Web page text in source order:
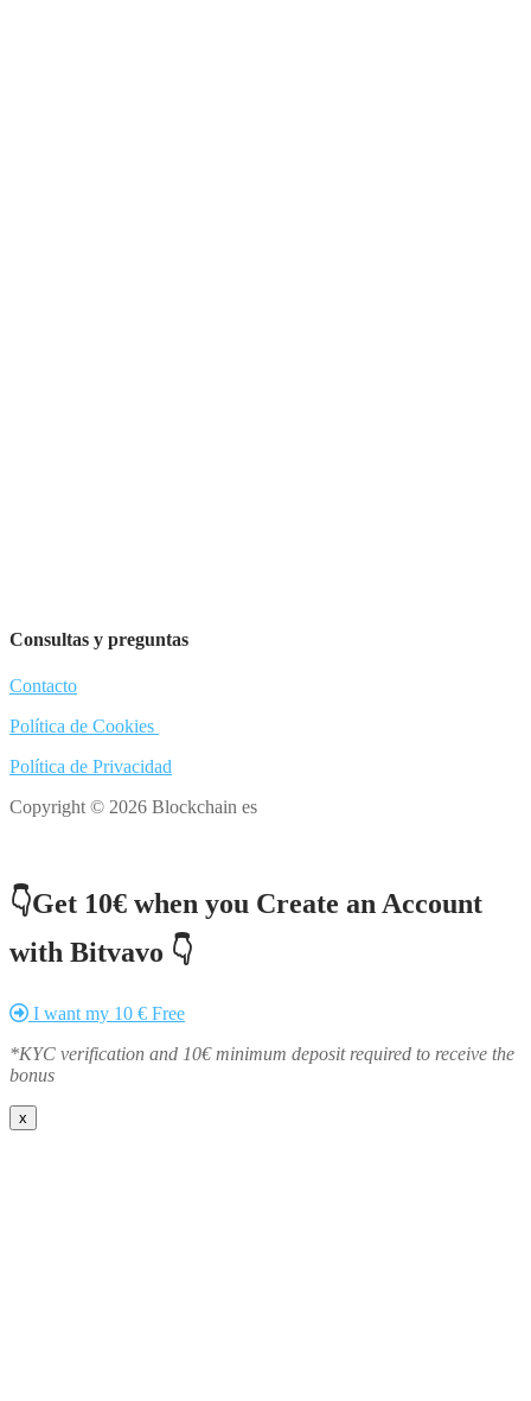
Consultas y preguntas
Contacto
Política de Cookies
Política de Privacidad
Copyright © 2026 Blockchain es
👇Get 10€ when you Create an Account
with Bitvavo 👇
I want my 10 € Free
*KYC verification and 10€ minimum deposit required to receive the
bonus
x